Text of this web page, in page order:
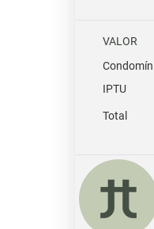
VALOR
IPTU
Total